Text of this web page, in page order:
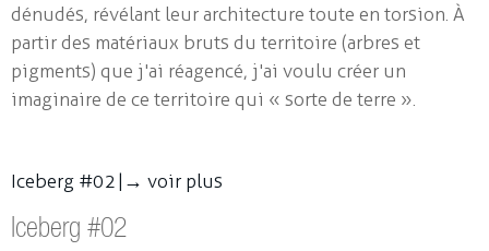
dénudés, révélant leur architecture toute en torsion. À
partir des matériaux bruts du territoire (arbres et
pigments) que j'ai réagencé, j'ai voulu créer un
imaginaire de ce territoire qui « sorte de terre ».
Iceberg #02 | → voir plus
Iceberg #02